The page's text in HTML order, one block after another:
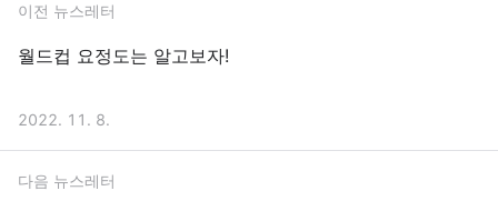
이전 뉴스레터
월드컵 요정도는 알고보자!
2022. 11. 8.
다음 뉴스레터